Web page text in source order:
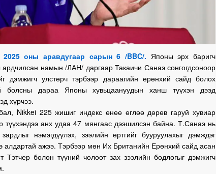
оны аравдугаар сарын 6 /BBC/. Японы эрх баригч
намын /ЛАН/ даргаар Такаичи Санаэ сонгогдсоноор
дэмжигч улстөрч тэрбээр дараагийн ерөнхий сайд болох
болсны дараа Японы хувьцаануудын ханш түүхэн дээд
хүрчээ.
Nikkei 225 жишиг индекс өнөө өглөө дөрөв гаруй хувиар
түүхэндээ анх удаа 47 мянгаас дээшилсэн байна. Т.Санаэ нь
нэмэгдүүлэх, зээлийн өртгийг бууруулахыг дэмждэг
алдартай ажээ. Тэрбээр мөн Их Британийн Ерөнхий сайд асан
Тэтчер болон түүний чөлөөт зах зээлийн бодлогыг дэмжигч